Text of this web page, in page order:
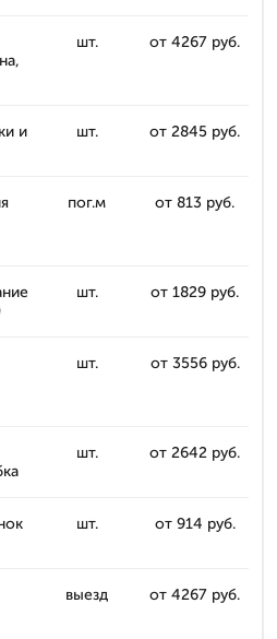
шт. от 4267 руб.
и
шт. от 2845 руб.
пог.м от 813 руб.
шт. от 1829 руб.
шт. от 3556 руб.
шт. от 2642 руб.
шт. от 914 руб.
выезд от 4267 руб.